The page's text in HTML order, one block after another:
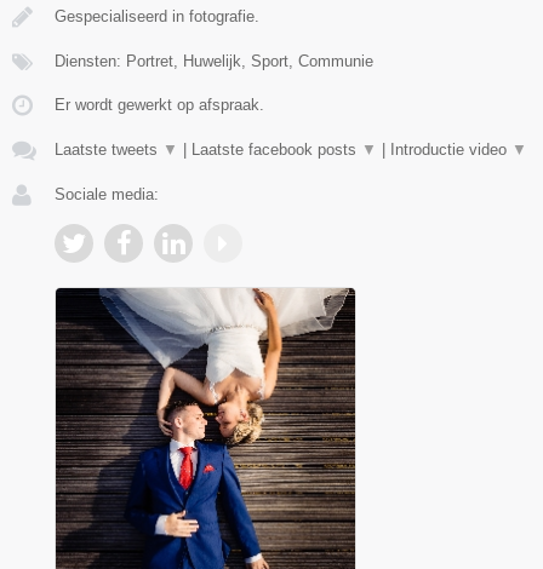
Gespecialiseerd in fotografie.
Diensten: Portret, Huwelijk, Sport, Communie
Er wordt gewerkt op afspraak.
Laatste tweets ▼ Laatste facebook posts ▼ Introductie video ▼
Sociale media: